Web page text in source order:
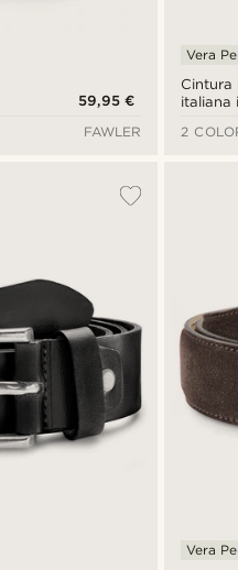
59,95 €
FAWLER
Cintura
italiana
Vera
2
Vera